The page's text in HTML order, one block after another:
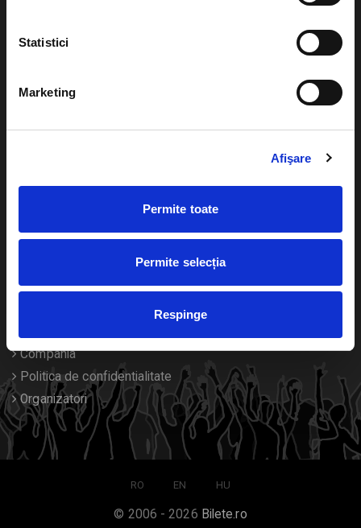
Statistici
Marketing
Afişare
Permite toate
Permite selecția
Respinge
festivaluri
Diverse
Despre noi
Contact
Compania
Politica de confidentialitate
Organizatori
RO EN HU
© 2006 - 2026 Bilete.ro